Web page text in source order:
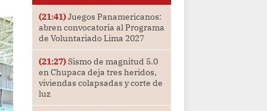
(21:41)Juegos Panamericanos:
abren convocatoria al Programa
de Voluntariado Lima 2027
(21:27)Sismo de magnitud 5.0
en Chupaca deja tres heridos,
viviendas colapsadas y corte de
luz